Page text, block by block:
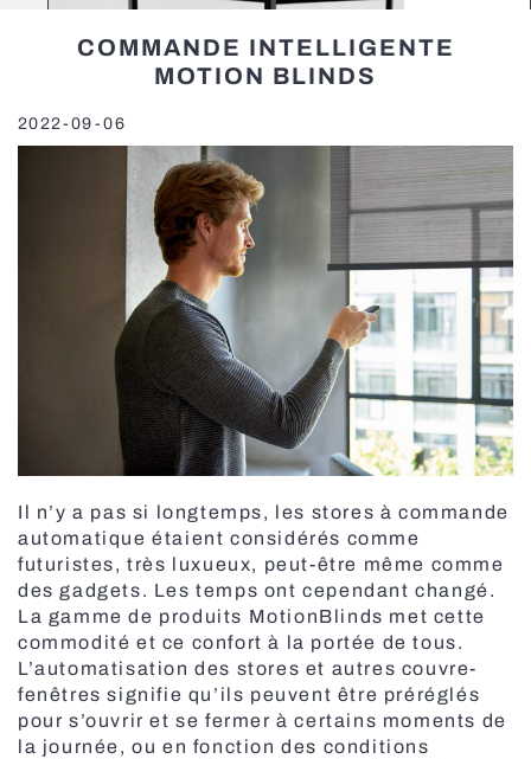
Stores à enroulement jour / nuit
Stores pour fenêtres de toit
Stores vénitiens en bois motorisés MOTIONBLINDS
Stores vénitiens en bois motorisés MOTIONBLINDS
Išmanus valdymas SOMFY
Tringles À rideaux Électriques
Moustiquaires enroulables
Moustiquaires plissées
Rideaux à bandes verticales
Tringles à rideaux motorisées
Portes de garages
Automatisation des portes
Portes industrielles
Stores bannes de terrasse
Marquises de balcon
Pergola BBQ
Toutes les pergolas
Abri de jardin
COMMANDE INTELLIGENTE
MOTION BLINDS
2022-09-06
Il n’y a pas si longtemps, les stores à commande
automatique étaient considérés comme
futuristes, très luxueux, peut-être même comme
des gadgets. Les temps ont cependant changé.
La gamme de produits MotionBlinds met cette
commodité et ce confort à la portée de tous.
L’automatisation des stores et autres couvre-
fenêtres signifie qu’ils peuvent être préréglés
pour s’ouvrir et se fermer à certains moments de
la journée, ou en fonction des conditions